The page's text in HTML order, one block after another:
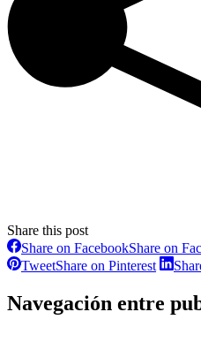
Share this post
Share on FacebookShare on
TweetShare on Pinterest
Navegación entre